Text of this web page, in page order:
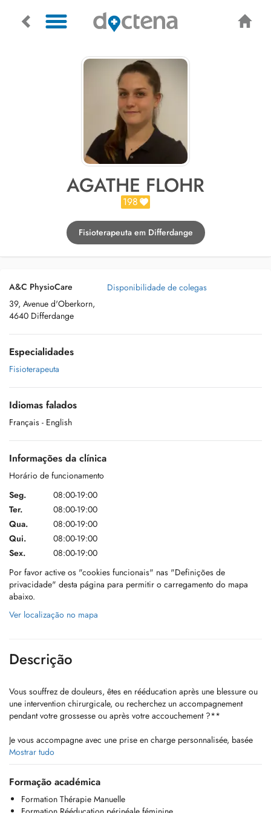
AGATHE FLOHR
198
Fisioterapeuta em Differdange
A&C PhysioCare
39, Avenue d'Oberkorn,
4640 Differdange
Disponibilidade de colegas
Especialidades
Fisioterapeuta
Idiomas falados
Français - English
Informações da clínica
Horário de funcionamento
Seg.
08:00-19:00
Ter.
08:00-19:00
Qua.
08:00-19:00
Qui.
08:00-19:00
Sex.
08:00-19:00
Por favor active os "cookies funcionais" nas "Definições de
privacidade" desta página para permitir o carregamento do mapa
abaixo.
Ver localização no mapa
Descrição
Vous souffrez de douleurs, êtes en rééducation après une blessure ou
une intervention chirurgicale, ou recherchez un accompagnement
pendant votre grossesse ou après votre accouchement ?**
Je vous accompagne avec une prise en charge personnalisée, basée
sur une évaluation complète de votre situation, afin de vous aider à
retrouver durablement mobilité, confort et qualité de vie.
Kinésithérapeute diplômée d'un Master en kinésithérapie de LUNEX
University, je combine thérapie manuelle, exercices thérapeutiques et
Mostrar tudo
Formação académica
Formation Thérapie Manuelle